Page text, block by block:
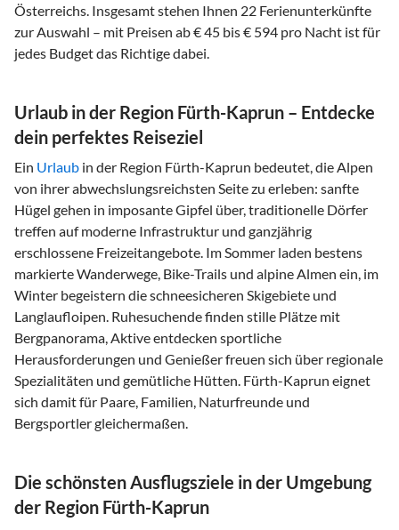
Österreichs. Insgesamt stehen Ihnen 22 Ferienunterkünfte
zur Auswahl – mit Preisen ab € 45 bis € 594 pro Nacht ist für
jedes Budget das Richtige dabei.
Urlaub in der Region Fürth-Kaprun – Entdecke
dein perfektes Reiseziel
Ein Urlaub in der Region Fürth-Kaprun bedeutet, die Alpen
von ihrer abwechslungsreichsten Seite zu erleben: sanfte
Hügel gehen in imposante Gipfel über, traditionelle Dörfer
treffen auf moderne Infrastruktur und ganzjährig
erschlossene Freizeitangebote. Im Sommer laden bestens
markierte Wanderwege, Bike-Trails und alpine Almen ein, im
Winter begeistern die schneesicheren Skigebiete und
Langlaufloipen. Ruhesuchende finden stille Plätze mit
Bergpanorama, Aktive entdecken sportliche
Herausforderungen und Genießer freuen sich über regionale
Spezialitäten und gemütliche Hütten. Fürth-Kaprun eignet
sich damit für Paare, Familien, Naturfreunde und
Bergsportler gleichermaßen.
Die schönsten Ausflugsziele in der Umgebung
der Region Fürth-Kaprun